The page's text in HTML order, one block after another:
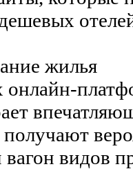
жилья
видов